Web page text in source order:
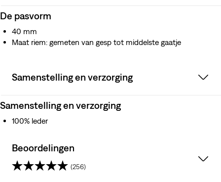
De pasvorm
40 mm
Maat riem: gemeten van gesp tot middelste gaatje
Samenstelling en verzorging
Samenstelling en verzorging
100% leder
Beoordelingen
(256)